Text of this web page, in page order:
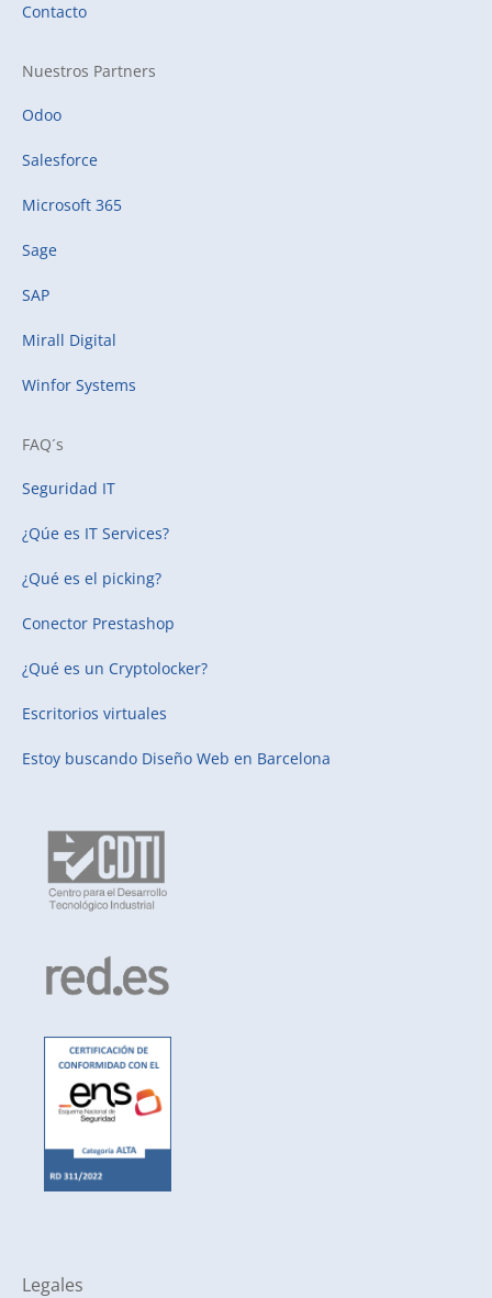
Contacto
Nuestros Partners
Odoo
Salesforce
Microsoft 365
Sage
SAP
Mirall Digital
Winfor Systems
FAQ´s
Seguridad IT
¿Qúe es IT Services?
¿Qué es el picking?
Conector Prestashop
¿Qué es un Cryptolocker?
Escritorios virtuales
Estoy buscando Diseño Web en Barcelona
Legales